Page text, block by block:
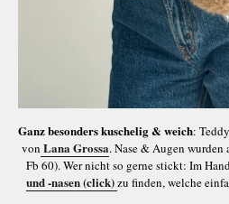
Ganz besonders kuschelig & weich:
von Lana Grossa. Nase & Augen wurden
Fb 60). Wer nicht so gerne stickt: Im
und -nasen (click)zu finden, welche